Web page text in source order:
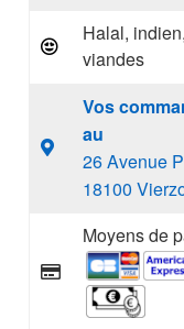
Halal,
viandes
Vos
au
26 Avenue
18100
Moyens de